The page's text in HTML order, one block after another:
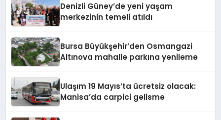
Denizli Güney’de yeni yaşam
merkezinin temeli atıldı
Bursa Büyükşehir’den Osmangazi
Altınova mahalle parkına yenileme
Ulaşım 19 Mayıs’ta ücretsiz olacak:
Manisa’da carpici gelisme